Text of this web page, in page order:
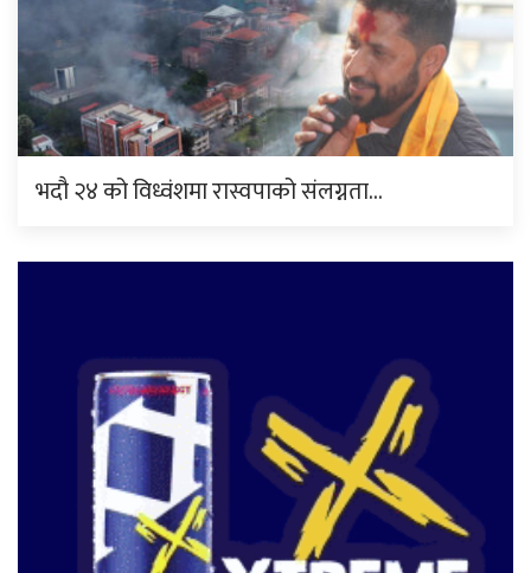
भदौ २४ को विध्वंशमा रास्वपाको संलग्नता…